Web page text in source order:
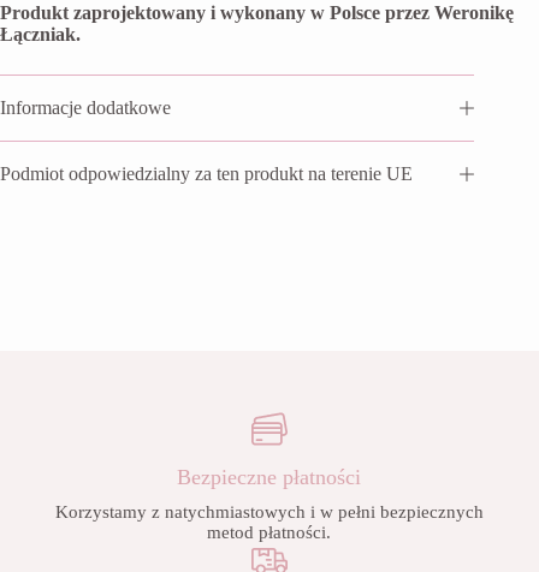
Produkt zaprojektowany i wykonany w Polsce przez Weronikę
Łączniak.
Informacje dodatkowe
Podmiot odpowiedzialny za ten produkt na terenie UE
Bezpieczne płatności
Korzystamy z natychmiastowych i w pełni bezpiecznych
metod płatności.